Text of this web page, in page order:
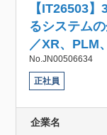
【IT26503
るシステム
／XR、PLM
No.JN00506634
正社員
企業名